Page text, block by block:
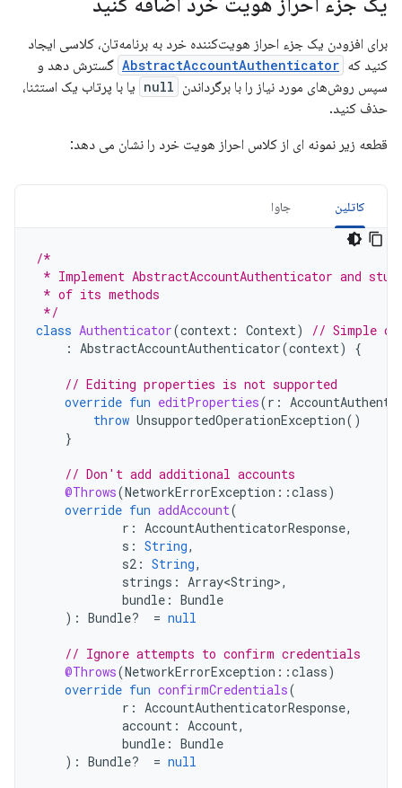
برای افزودن یک جزء احراز هویت‌کننده خرد به برنامه‌تان، کلاسی ایجاد
کنید که AbstractAccountAuthenticator گسترش دهد و
سپس روش‌های مورد نیاز را با برگرداندن null یا با پرتاب یک استثنا،
حذف کنید.
قطعه زیر نمونه ای از کلاس احراز هویت خرد را نشان می دهد:
کاتلین جاوا
/*
* Implement AbstractAccountAuthenticator and
* of its methods
*/
class Authenticator(context : Context)
// Simple
: AbstractAccountAuthenticator(context) {
// Editing properties is not supported
override fun editProperties(r :
throw UnsupportedOperationException()
}
// Don't add additional accounts
@Throws(NetworkErrorException ::class)
override fun addAccount(
r : AccountAuthenticatorResponse,
s : String,
s2 : String,
strings : Array<String>,
bundle : Bundle
): Bundle? = null
// Ignore attempts to confirm credentials
@Throws(NetworkErrorException ::class)
override fun confirmCredentials(
r : AccountAuthenticatorResponse,
account : Account,
bundle : Bundle
): Bundle? = null